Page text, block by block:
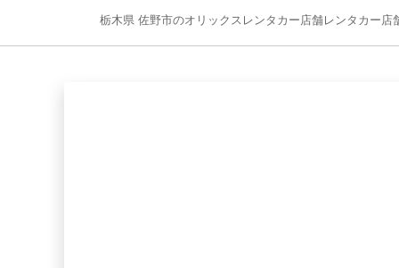
栃木県 佐野市のオリックスレンタカー店舗レンタカー店